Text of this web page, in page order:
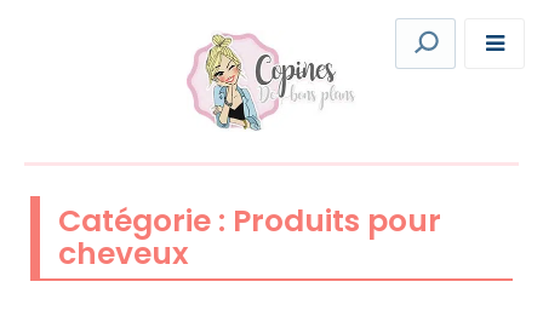
Catégorie : Produits pour
cheveux